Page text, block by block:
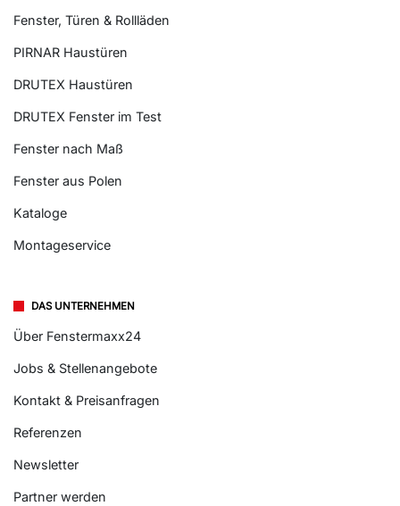
Fenster, Türen & Rollläden
PIRNAR Haustüren
DRUTEX Haustüren
DRUTEX Fenster im Test
Fenster nach Maß
Fenster aus Polen
Kataloge
Montageservice
DAS UNTERNEHMEN
Über Fenstermaxx24
Jobs & Stellenangebote
Kontakt & Preisanfragen
Referenzen
Newsletter
Partner werden